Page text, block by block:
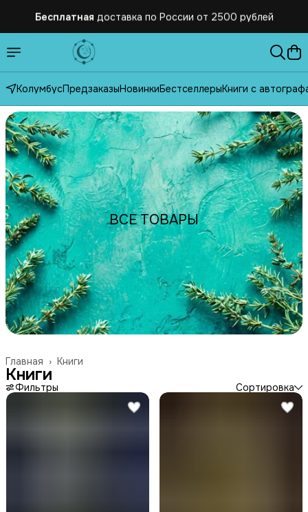
Бесплатная доставка по России от 2500 рублей
КолумбусПредзаказыНовинкиБестселлерыКниги с
ВСЕ ТОВАРЫ
Книги
Главная ›
Книги
Фильтры Сортировка